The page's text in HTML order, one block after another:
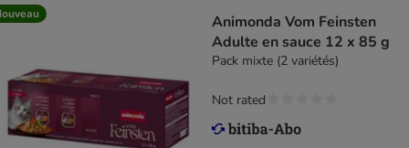
Animonda Vom Feinsten
Adulte en sauce 12 x 85 g
Pack mixte (2 variétés)
Not rated